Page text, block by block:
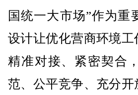
国统一大市场”作为重
设计让优化营商环境
精准对接、紧密契合
范、公平竞争、充分